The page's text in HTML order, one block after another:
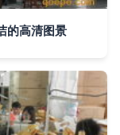
的高清图景